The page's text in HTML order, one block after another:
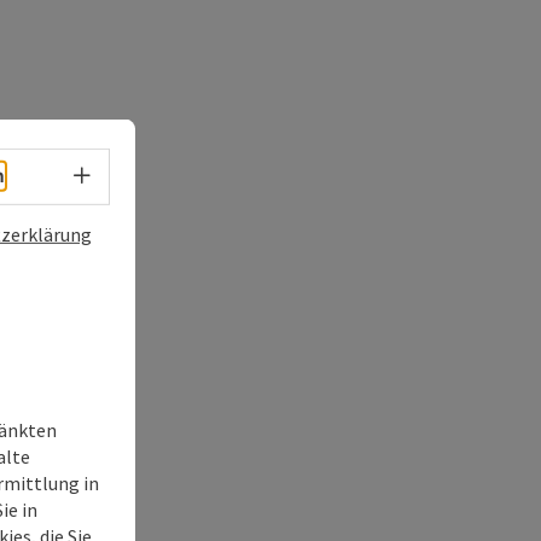
Sprachwahl - Menü öffnen
in
in
die Sie